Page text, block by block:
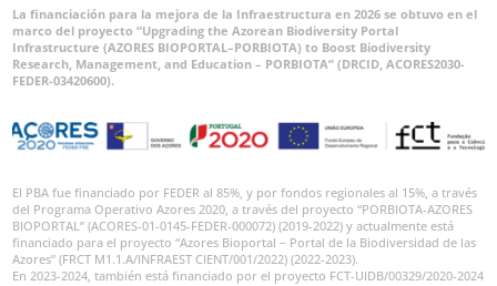
La financiación para la mejora de la Infraestructura en 2026 se obtuvo en el
marco del proyecto “Upgrading the Azorean Biodiversity Portal
Infrastructure (AZORES BIOPORTAL–PORBIOTA) to Boost Biodiversity
Research, Management, and Education – PORBIOTA” (DRCID, ACORES2030-
FEDER-03420600).
El PBA fue financiado por FEDER al 85%, y por fondos regionales al 15%, a través
del Programa Operativo Azores 2020, a través del proyecto “PORBIOTA-AZORES
BIOPORTAL” (ACORES-01-0145-FEDER-000072) (2019-2022) y actualmente está
financiado para el proyecto “Azores Bioportal – Portal de la Biodiversidad de las
Azores” (FRCT M1.1.A/INFRAEST CIENT/001/2022) (2022-2023).
En 2023-2024, también está financiado por el proyecto FCT-UIDB/00329/2020-2024